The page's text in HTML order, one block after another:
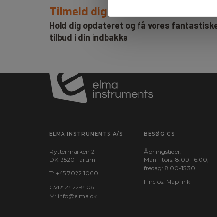
Tilmeld dig E-News!
Hold dig opdateret og få vores
tilbud i din indbakke
ELMA INSTRUMENTS A/S
Ryttermarken 2
DK-3520 Farum
T: +45 7022 1000
CVR: 24229408
M: info@elma.dk
BESØG OS
Åbningstider:
Man - tors: 8.00-16.00,
fredag: 8.00-15.30
Find os: Map link